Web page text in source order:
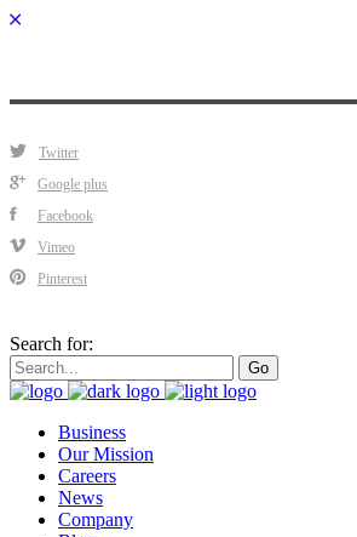
Twitter
Google plus
Facebook
Vimeo
Pinterest
Search for:
Go
Business
Our Mission
Careers
News
Company